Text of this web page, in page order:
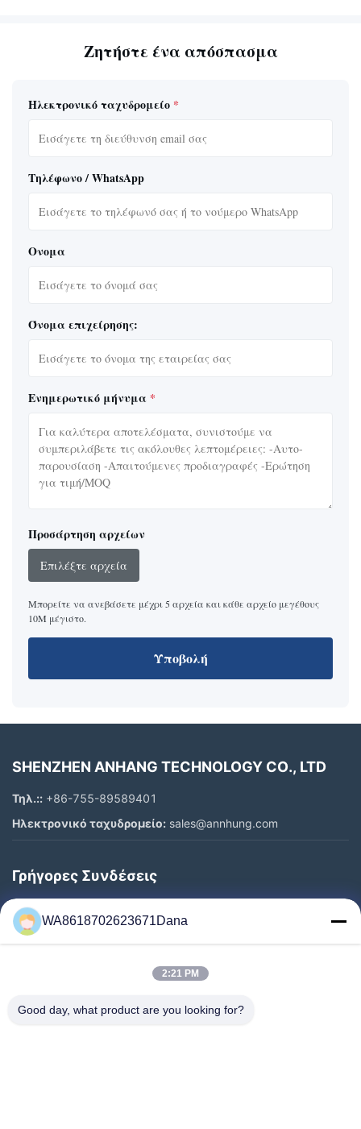
Ζητήστε ένα απόσπασμα
Ηλεκτρονικό ταχυδρομείο *
Τηλέφωνο / WhatsApp
Ονομα
Όνομα επιχείρησης:
Ενημερωτικό μήνυμα *
Προσάρτηση αρχείων
Επιλέξτε αρχεία
Μπορείτε να ανεβάσετε μέχρι 5 αρχεία και κάθε αρχείο μεγέθους
10M μέγιστο.
Υποβολή
SHENZHEN ANHANG TECHNOLOGY CO., LTD
Τηλ.:: +86-755-89589401
Ηλεκτρονικό ταχυδρομείο: sales@annhung.com
Γρήγορες Συνδέσεις
Σπίτι
Προϊόντα
Επισκέψεις Στο Εργοστάσιο
WA8618702623671Dana
2:21 PM
Good day, what product are you looking for?